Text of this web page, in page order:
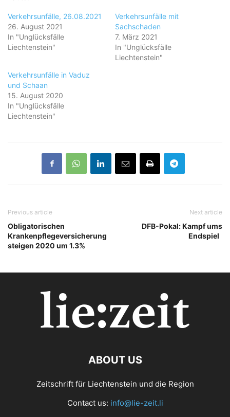
Verkehrsunfälle, 26.08.2021
26. August 2021
In "Unglücksfälle
Liechtenstein"
Verkehrsunfälle mit
Sachschaden
7. März 2021
In "Unglücksfälle
Liechtenstein"
Verkehrsunfälle in Vaduz
und Schaan
15. August 2020
In "Unglücksfälle
Liechtenstein"
Previous article
Obligatorischen
Krankenpflegeversicherung
steigen 2020 um 1.3%
Next article
DFB-Pokal: Kampf ums
Endspiel
ABOUT US
Zeitschrift für Liechtenstein und die Region
Contact us: info@lie-zeit.li